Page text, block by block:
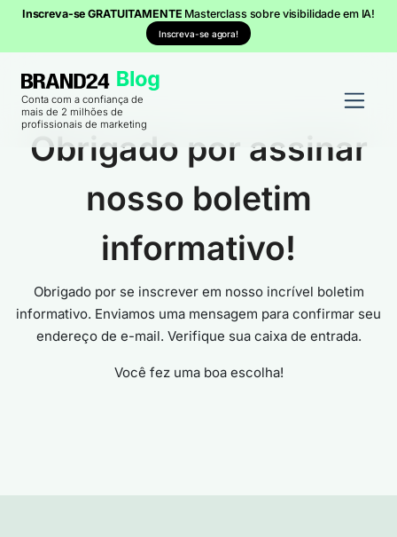
Inscreva-se GRATUITAMENTE Masterclass sobre visibilidade em IA!
Inscreva-se agora!
Conta com a confiança de
mais de 2 milhões de
profissionais de marketing
Obrigado por assinar
nosso boletim
informativo!
Obrigado por se inscrever em nosso incrível boletim
informativo. Enviamos uma mensagem para confirmar seu
endereço de e-mail. Verifique sua caixa de entrada.
Você fez uma boa escolha!